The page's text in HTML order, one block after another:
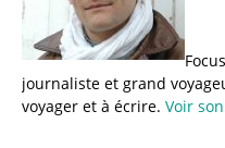
journaliste et grand
voyager et à écrire. Voir